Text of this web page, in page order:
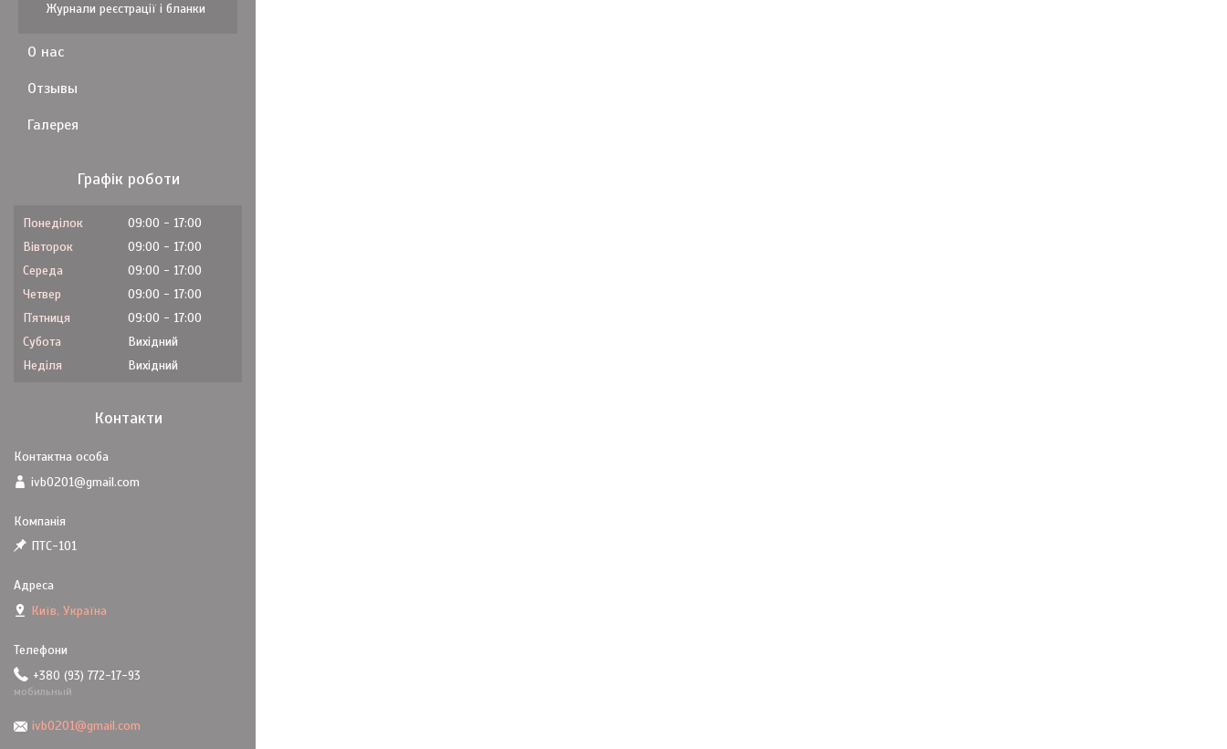
Журнали реєстрації і бланки
О нас
Отзывы
Галерея
Графік роботи
Понеділок 09:00
17:00
Вівторок
09:00
17:00
Середа
09:00
17:00
Четвер
09:00
17:00
Пʼятниця
09:00
17:00
Субота
Вихідний
Неділя
Вихідний
Контакти
ivb0201@gmail.com
ПТС-101
Київ, Україна
+380 (93) 772-17-93
мобильный
ivb0201@gmail.com